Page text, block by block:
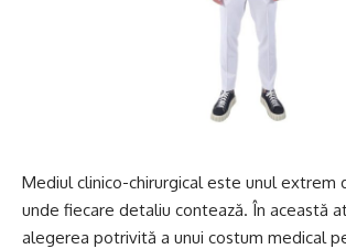
Mediul clinico-chirurgical este unul extrem
unde fiecare detaliu contează. În această
alegerea potrivită a unui costum medical